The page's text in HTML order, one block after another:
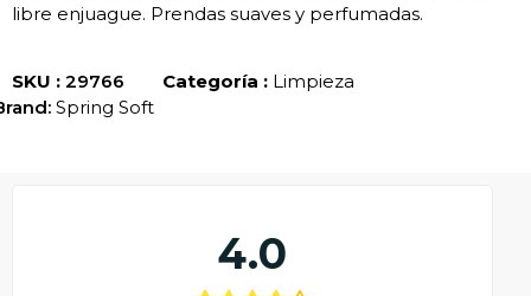
libre enjuague. Prendas suaves y perfumadas.
SKU : 29766 Categoría : Limpieza
Spring Soft
4.0